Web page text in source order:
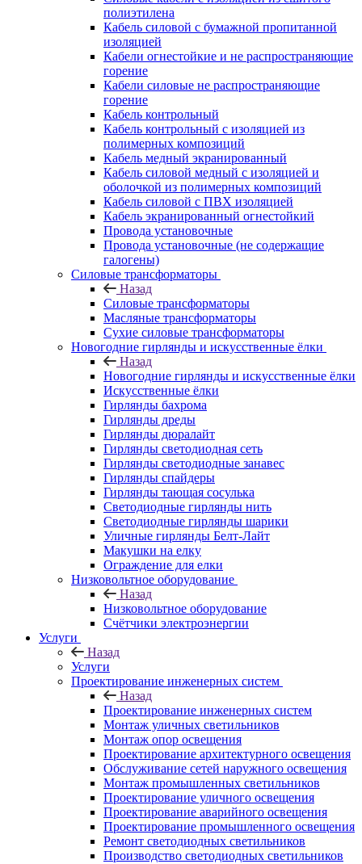
полиэтилена
Кабель силовой с бумажной пропитанной
изоляцией
Кабели огнестойкие и не распространяющие
горение
Кабели силовые не распространяющие
горение
Кабель контрольный
Кабель контрольный с изоляцией из
полимерных композиций
Кабель медный экранированный
Кабель силовой медный с изоляцией и
оболочкой из полимерных композиций
Кабель силовой с ПВХ изоляцией
Кабель экранированный огнестойкий
Провода установочные
Провода установочные (не содержащие
галогены)
Силовые трансформаторы
Назад
Силовые трансформаторы
Масляные трансформаторы
Сухие силовые трансформаторы
Новогодние гирлянды и искусственные ёлки
Назад
Новогодние гирлянды и искусственные ёлки
Искусственные ёлки
Гирлянды бахрома
Гирлянды дреды
Гирлянды дюралайт
Гирлянды светодиодная сеть
Гирлянды светодиодные занавес
Гирлянды спайдеры
Гирлянды тающая сосулька
Светодиодные гирлянды нить
Светодиодные гирлянды шарики
Уличные гирлянды Белт-Лайт
Макушки на елку
Ограждение для елки
Низковольтное оборудование
Назад
Низковольтное оборудование
Счётчики электроэнергии
Услуги
Назад
Услуги
Проектирование инженерных систем
Назад
Проектирование инженерных систем
Монтаж уличных светильников
Монтаж опор освещения
Проектирование архитектурного освещения
Обслуживание сетей наружного освещения
Монтаж промышленных светильников
Проектирование уличного освещения
Проектирование аварийного освещения
Проектирование промышленного освещения
Ремонт светодиодных светильников
Производство светодиодных светильников